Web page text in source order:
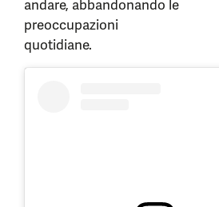
andare, abbandonando le
preoccupazioni
quotidiane.